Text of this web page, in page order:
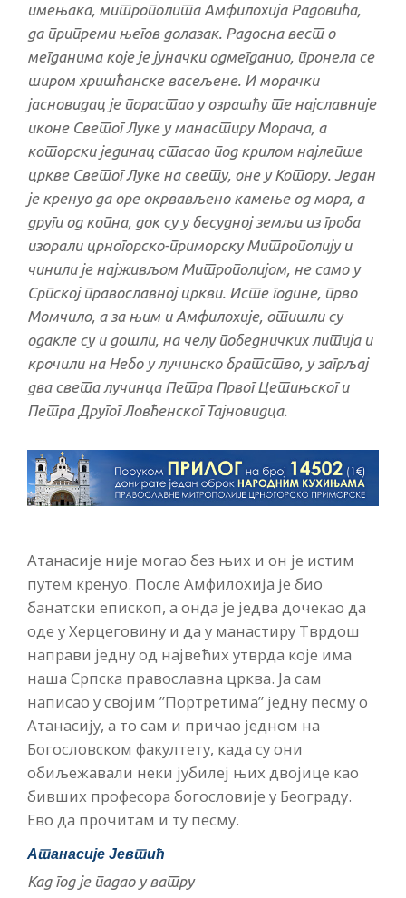
имењака, митрополита Амфилохија Радовића,
да припреми његов долазак. Радосна вест о
мегданима које је јуначки одмегданио, пронела се
широм хришћанске васељене. И морачки
јасновидац је порастао у озрашћу те најславније
иконе Светог Луке у манастиру Морача, а
которски јединац стасао под крилом најлепше
цркве Светог Луке на свету, оне у Котору. Један
је кренуо да оре окрвављено камење од мора, а
други од копна, док су у бесудној земљи из гроба
изорали црногорско-приморску Митрополију и
чинили је најживљом Митрополијом, не само у
Српској православној цркви. Исте године, прво
Момчило, а за њим и Амфилохије, отишли су
одакле су и дошли, на челу победничких литија и
крочили на Небо у лучинско братство, у загрљај
два света лучинца Петра Првог Цетињског и
Петра Другог Ловћенског Тајновидца.
Атанасије није могао без њих и он је истим
путем кренуо. После Амфилохија је био
банатски епископ, а онда је једва дочекао да
оде у Херцеговину и да у манастиру Тврдош
направи једну од највећих утврда које има
наша Српска православна црква. Ја сам
написао у својим ”Портретима” једну песму о
Атанасију, а то сам и причао једном на
Богословском факултету, када су они
обиљежавали неки јубилеј њих двојице као
бивших професора богословије у Београду.
Ево да прочитам и ту песму.
Атанасије Јевтић
Кад год је падао у ватру